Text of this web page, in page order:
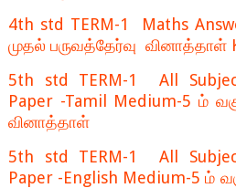
4th std TERM-1 Maths
முதல் பருவத்தேர்வு வினாத்தாள்
5th std TERM-1 All
Paper -Tamil Medium-5 ம்
வினாத்தாள்
5th std TERM-1 All
Paper -English Medium-5 ம்